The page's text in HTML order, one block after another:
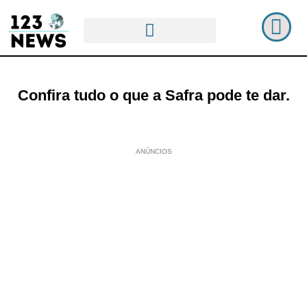
Confira tudo o que a Safra pode te dar.
ANÚNCIOS